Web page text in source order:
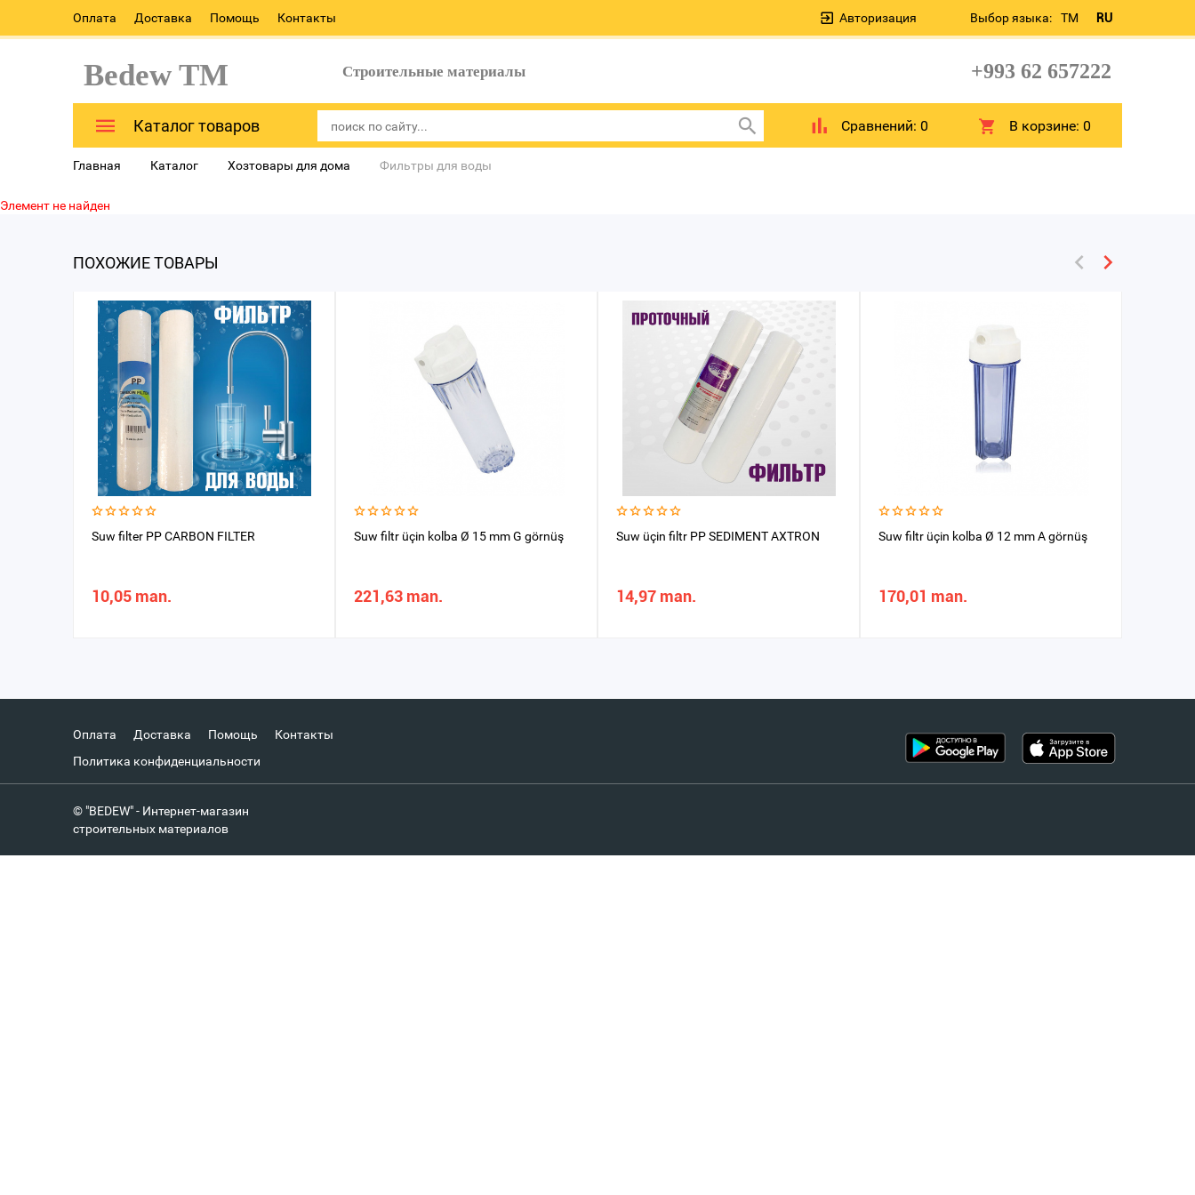
Оплата Доставка Помощь Контакты Выбор языка: TM RU
Авторизация
Bedew TM Строительные материалы +993 62 657222
Каталог товаров Сравнений: 0 В корзине:0
Главная Каталог Хозтовары для дома Фильтры для воды
Элемент не найден
ПОХОЖИЕ ТОВАРЫ
Suw filter PP CARBON FILTER
10,05 man.
Suw filtr üçin kolba Ø 15 mm G görnüş
221,63 man.
Suw üçin filtr PP SEDIMENT AXTRON
14,97 man.
Suw filtr üçin kolba Ø 12 mm A görnüş
170,01 man.
Оплата Доставка Помощь
Контакты
Политика конфиденциальности
© "BEDEW" - Интернет-магазин
строительных материалов